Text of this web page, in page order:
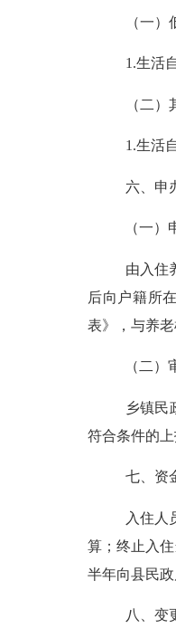
（一）
1.生活
（二）
1.生活
六、申
（一）
由入住
后向户籍所
表》，与养
（二）
乡镇民
符合条件的
七、资
入住人
算；终止入
半年向县民
八、变